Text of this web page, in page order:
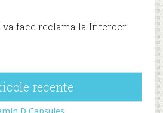
face reclama la Intercer
recente